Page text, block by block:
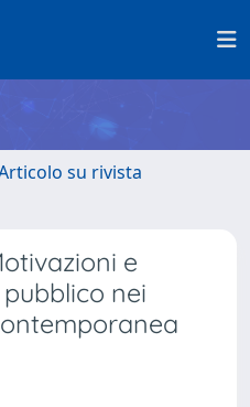
su rivista
e
nei